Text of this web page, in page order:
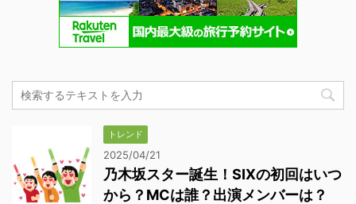
トレンド
2025/04/21
乃木坂スター誕生！SIXの初回はいつ
から？MCは誰？出演メンバーは？